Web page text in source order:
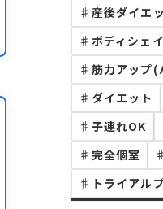
♯ 産後ダイエ
♯ ボディシェ
♯ 筋力アップ(
♯ ダイエット
♯ 子連れOK
♯ 完全個室 ♯
♯ トライアル